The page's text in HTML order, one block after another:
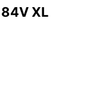
XL